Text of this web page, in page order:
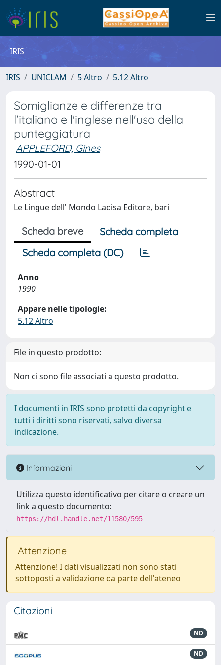
IRIS
IRIS UNICLAM 5 Altro 5.12 Altro
Somiglianze e differenze tra
l'italiano e l'inglese nell'uso della
punteggiatura
APPLEFORD, Gines
1990-01-01
Abstract
Le Lingue dell' Mondo Ladisa Editore, bari
Scheda breve
Scheda completa
Scheda completa (DC)
Anno
1990
Appare nelle tipologie:
5.12 Altro
File in questo prodotto:
Non ci sono file associati a questo prodotto.
I documenti in IRIS sono protetti da copyright e
tutti i diritti sono riservati, salvo diversa
indicazione.
Informazioni
Utilizza questo identificativo per citare o creare un
link a questo documento:
https://hdl.handle.net/11580/595
Attenzione
Attenzione! I dati visualizzati non sono stati
sottoposti a validazione da parte dell'ateneo
Citazioni
ND
ND